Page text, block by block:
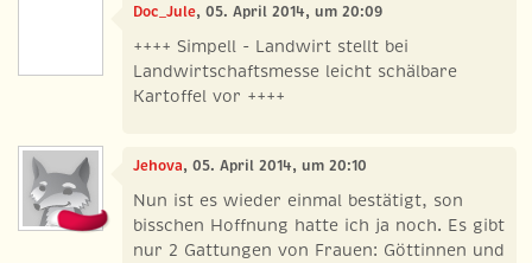
Doc_Jule, 05. April 2014, um 20:09
++++ Simpell - Landwirt stellt bei
Landwirtschaftsmesse leicht schälbare
Kartoffel vor ++++
Jehova, 05. April 2014, um 20:10
Nun ist es wieder einmal bestätigt, son
bisschen Hoffnung hatte ich ja noch. Es gibt
nur 2 Gattungen von Frauen: Göttinnen und